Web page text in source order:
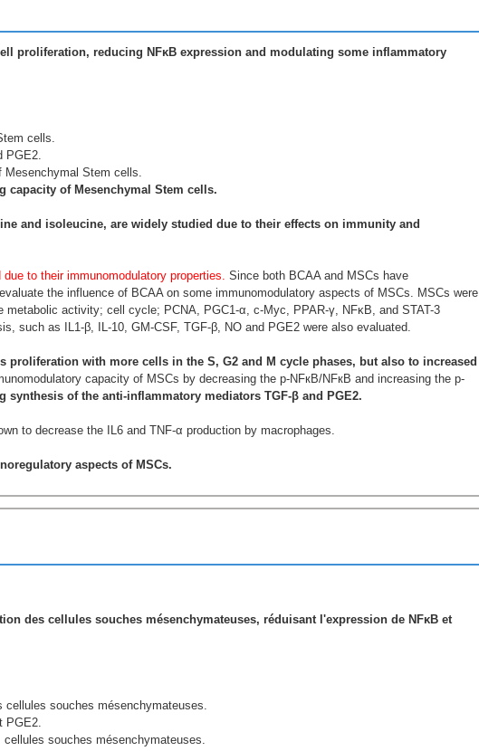
proliferation, reducing NFκB expression and modulating some inflammatory
cells.
PGE2.
Mesenchymal Stem cells.
capacity of Mesenchymal Stem cells.
and isoleucine, are widely studied due to their effects on immunity and
to their immunomodulatory properties. Since both BCAA and MSCs have
the influence of BCAA on some immunomodulatory aspects of MSCs. MSCs were
activity; cell cycle; PCNA, PGC1-α, c-Myc, PPAR-γ, NFκB, and STAT-3
such as IL1-β, IL-10, GM-CSF, TGF-β, NO and PGE2 were also evaluated.
proliferation with more cells in the S, G2 and M cycle phases, but also to increased
capacity of MSCs by decreasing the p-NFкB/NFкB and increasing the p-
synthesis of the anti-inflammatory mediators TGF-β and PGE2.
to decrease the IL6 and TNF-α production by macrophages.
aspects of MSCs.
des cellules souches mésenchymateuses, réduisant l'expression de NFκB et
souches mésenchymateuses.
PGE2.
souches mésenchymateuses.